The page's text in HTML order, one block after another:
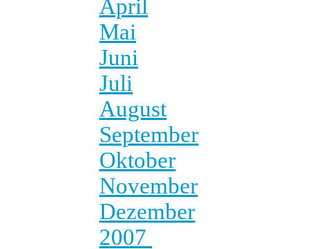
April
Mai
Juni
Juli
August
September
Oktober
November
Dezember
2007